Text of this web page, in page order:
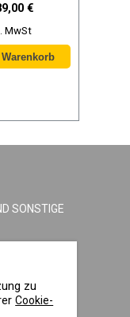
€
MwSt
SONSTIGE
zu
Cookie-